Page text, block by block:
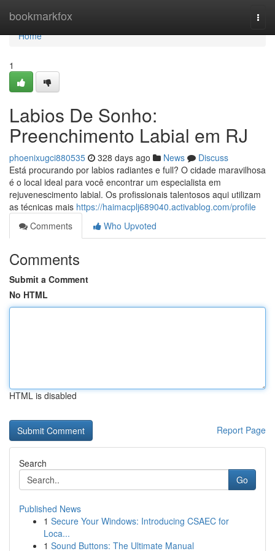
bookmarkfox
Home
Home
1
Labios De Sonho:
Preenchimento Labial em RJ
phoenixugci880535 328 days ago News
Discuss
Está procurando por labios radiantes e full? O cidade maravilhosa
é o local ideal para você encontrar um especialista em
rejuvenescimento labial. Os profissionais talentosos aqui utilizam
as técnicas mais https://haimacplj689040.activablog.com/profile
Comments
Who Upvoted
Comments
Submit a Comment
No HTML
HTML is disabled
Report Page
Search
Go
Published News
1 Secure Your Windows: Introducing CSAEC for
Loca...
1 Sound Buttons: The Ultimate Manual